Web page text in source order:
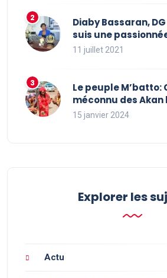
Diaby Bassaran, DG
suis une
11 juillet 2021
Le peuple
méconnu des
15 janvier 2024
Explorer les
Actu